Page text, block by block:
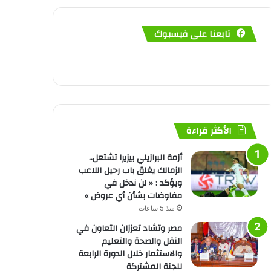
تابعنا على فيسبوك
الأكثر قراءة
أزمة البرازيلي بيزيرا تشتعل..
الزمالك يغلق باب رحيل اللاعب
ويؤكد : « لن ندخل في
مفاوضات بشأن أي عروض »
منذ 5 ساعات
مصر وتشاد تعززان التعاون في
النقل والصحة والتعليم
والاستثمار خلال الدورة الرابعة
للجنة المشتركة